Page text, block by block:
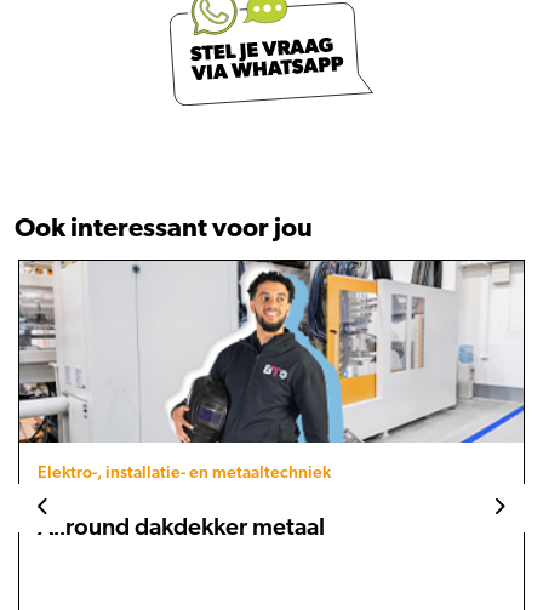
Ook interessant voor jou
Elektro-, installatie- en metaaltechniek
Allround dakdekker metaal